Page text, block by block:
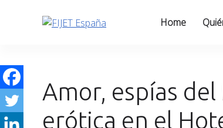
Home
Amor, espías
erótica en el